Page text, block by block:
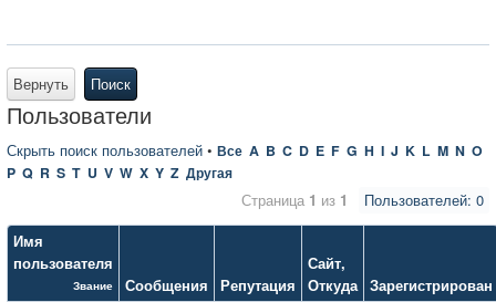
Вернуть Поиск
Пользователи
Скрыть поиск пользователей • Все A B C D E F G H I J K L M N O
P Q R S T U V W X Y Z Другая
Пользователей: 0
Страница 1 из 1
Имя
пользователя
Звание Сообщения Репутация
Сайт,
Откуда Зарегистрирован